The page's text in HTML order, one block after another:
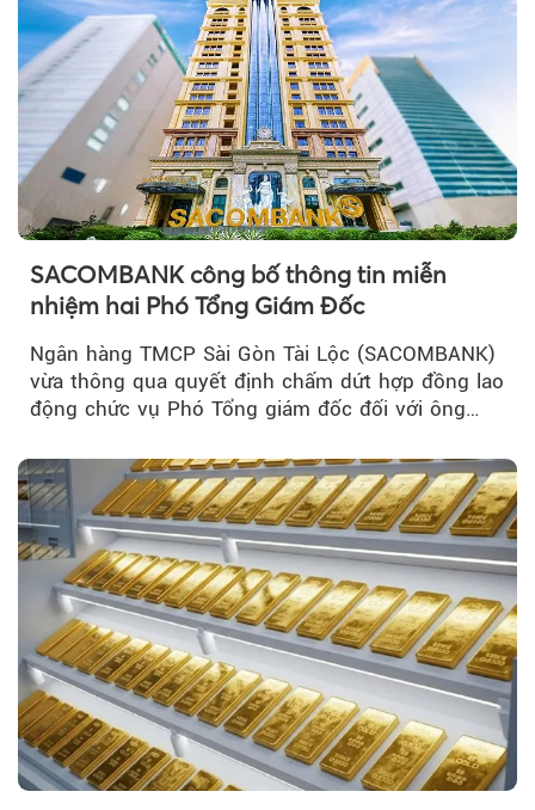
SACOMBANK công bố thông tin miễn
nhiệm hai Phó Tổng Giám Đốc
Ngân hàng TMCP Sài Gòn Tài Lộc (SACOMBANK)
vừa thông qua quyết định chấm dứt hợp đồng lao
động chức vụ Phó Tổng giám đốc đối với ông